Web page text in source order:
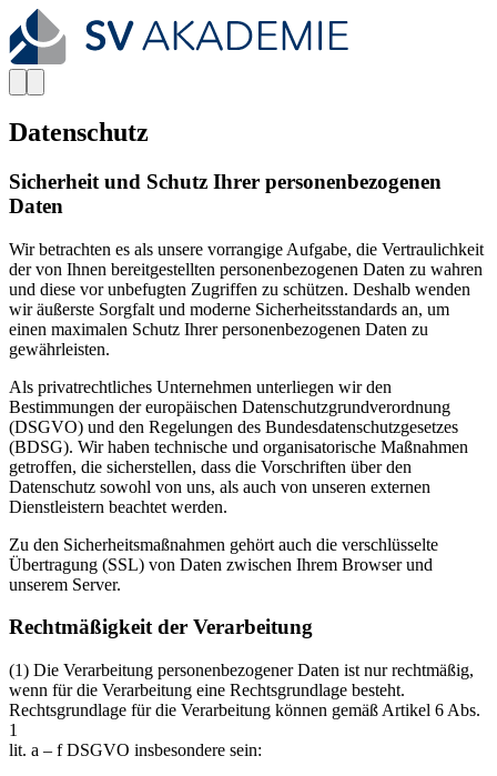
Datenschutz
Sicherheit und Schutz Ihrer personenbezogenen
Daten
Wir betrachten es als unsere vorrangige Aufgabe, die Vertraulichkeit
der von Ihnen bereitgestellten personenbezogenen Daten zu wahren
und diese vor unbefugten Zugriffen zu schützen. Deshalb wenden
wir äußerste Sorgfalt und moderne Sicherheitsstandards an, um
einen maximalen Schutz Ihrer personenbezogenen Daten zu
gewährleisten.
Als privatrechtliches Unternehmen unterliegen wir den
Bestimmungen der europäischen Datenschutzgrundverordnung
(DSGVO) und den Regelungen des Bundesdatenschutzgesetzes
(BDSG). Wir haben technische und organisatorische Maßnahmen
getroffen, die sicherstellen, dass die Vorschriften über den
Datenschutz sowohl von uns, als auch von unseren externen
Dienstleistern beachtet werden.
Zu den Sicherheitsmaßnahmen gehört auch die verschlüsselte
Übertragung (SSL) von Daten zwischen Ihrem Browser und
unserem Server.
Rechtmäßigkeit der Verarbeitung
(1) Die Verarbeitung personenbezogener Daten ist nur rechtmäßig,
wenn für die Verarbeitung eine Rechtsgrundlage besteht.
Rechtsgrundlage für die Verarbeitung können gemäß Artikel 6 Abs.
1
lit. a – f DSGVO insbesondere sein: